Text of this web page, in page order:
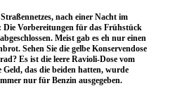
nach einer Nacht im
Die Vorbereitungen für das Frühstück
Meist gab es eh nur einen
Sehen Sie die gelbe Konservendose
Es ist die leere Ravioli-Dose vom
Geld, das die beiden hatten, wurde
nur für Benzin ausgegeben.